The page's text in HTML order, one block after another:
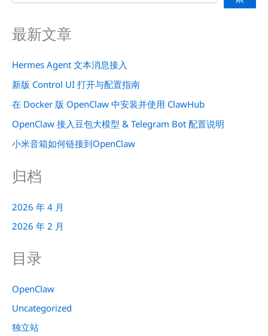
最新文章
Hermes Agent 文本消息接入
新版 Control UI 打开与配置指南
在 Docker 版 OpenClaw 中安装并使用 ClawHub
OpenClaw 接入豆包大模型 & Telegram Bot 配置说明
小米音箱如何链接到OpenClaw
归档
2026 年 4 月
2026 年 2 月
目录
OpenClaw
Uncategorized
独立站